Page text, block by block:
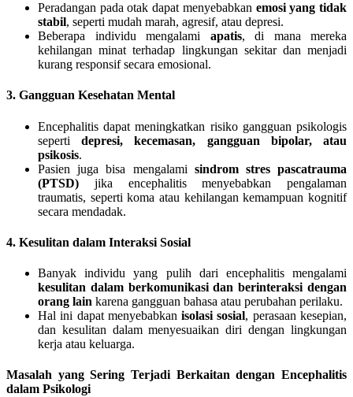
Peradangan pada otak dapat menyebabkan emosi yang tidak
stabil, seperti mudah marah, agresif, atau depresi.
Beberapa individu mengalami apatis, di mana mereka
kehilangan minat terhadap lingkungan sekitar dan menjadi
kurang responsif secara emosional.
3. Gangguan Kesehatan Mental
Encephalitis dapat meningkatkan risiko gangguan psikologis
sepertidepresi, kecemasan, gangguan bipolar, atau
psikosis.
Pasien juga bisa mengalami sindrom stres pascatrauma
(PTSD) jika encephalitis menyebabkan pengalaman
traumatis, seperti koma atau kehilangan kemampuan kognitif
secara mendadak.
4. Kesulitan dalam Interaksi Sosial
Banyak individu yang pulih dari encephalitis mengalami
kesulitan dalam berkomunikasi dan berinteraksi dengan
orang lain karena gangguan bahasa atau perubahan perilaku.
Hal ini dapat menyebabkanisolasi sosial, perasaan kesepian,
dan kesulitan dalam menyesuaikan diri dengan lingkungan
kerja atau keluarga.
Masalah yang Sering Terjadi Berkaitan dengan Encephalitis
dalam Psikologi